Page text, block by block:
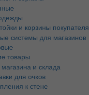
и корзины покупателя
системы для магазинов
товары
и склада
для очков
к стене